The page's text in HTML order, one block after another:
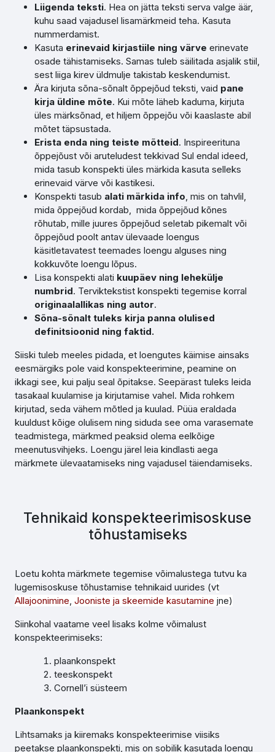
Liigenda teksti. Hea on jätta teksti serva valge äär,
kuhu saad vajadusel lisamärkmeid teha. Kasuta
nummerdamist.
Kasuta erinevaid kirjastiile ning värve erinevate
osade tähistamiseks. Samas tuleb säilitada asjalik stiil,
sest liiga kirev üldmulje takistab keskendumist.
Ära kirjuta sõna-sõnalt õppejõud teksti, vaid pane
kirja üldine mõte. Kui mõte läheb kaduma, kirjuta
üles märksõnad, et hiljem õppejõu või kaaslaste abil
mõtet täpsustada.
Erista enda ning teiste mõtteid. Inspireerituna
õppejõust või aruteludest tekkivad Sul endal ideed,
mida tasub konspekti üles märkida kasuta selleks
erinevaid värve või kastikesi.
Konspekti tasub alati märkida info, mis on tahvlil,
mida õppejõud kordab, mida õppejõud kõnes
rõhutab, mille juures õppejõud seletab pikemalt või
õppejõud poolt antav ülevaade loengus
käsitletavatest teemades loengu alguses ning
kokkuvõte loengu lõpus.
Lisa konspekti alati kuupäev ning lehekülje
numbrid. Terviktekstist konspekti tegemise korral
originaalallikas ning autor.
Sõna-sõnalt tuleks kirja panna olulised
definitsioonid ning faktid.
Siiski tuleb meeles pidada, et loengutes käimise ainsaks
eesmärgiks pole vaid konspekteerimine, peamine on
ikkagi see, kui palju seal õpitakse. Seepärast tuleks leida
tasakaal kuulamise ja kirjutamise vahel. Mida rohkem
kirjutad, seda vähem mõtled ja kuulad. Püüa eraldada
kuuldust kõige olulisem ning siduda see oma varasemate
teadmistega, märkmed peaksid olema eelkõige
meenutusvihjeks. Loengu järel leia kindlasti aega
märkmete ülevaatamiseks ning vajadusel täiendamiseks.
Tehnikaid konspekteerimisoskuse
tõhustamiseks
Loetu kohta märkmete tegemise võimalustega tutvu ka
lugemisoskuse tõhustamise tehnikaid uurides (vt
Allajoonimine, Jooniste ja skeemide kasutamine jne)
Siinkohal vaatame veel lisaks kolme võimalust
konspekteerimiseks:
plaankonspekt
teeskonspekt
Cornell’i süsteem
Plaankonspekt
Lihtsamaks ja kiiremaks konspekteerimise viisiks
peetakse plaankonspekti, mis on sobilik kasutada loengu